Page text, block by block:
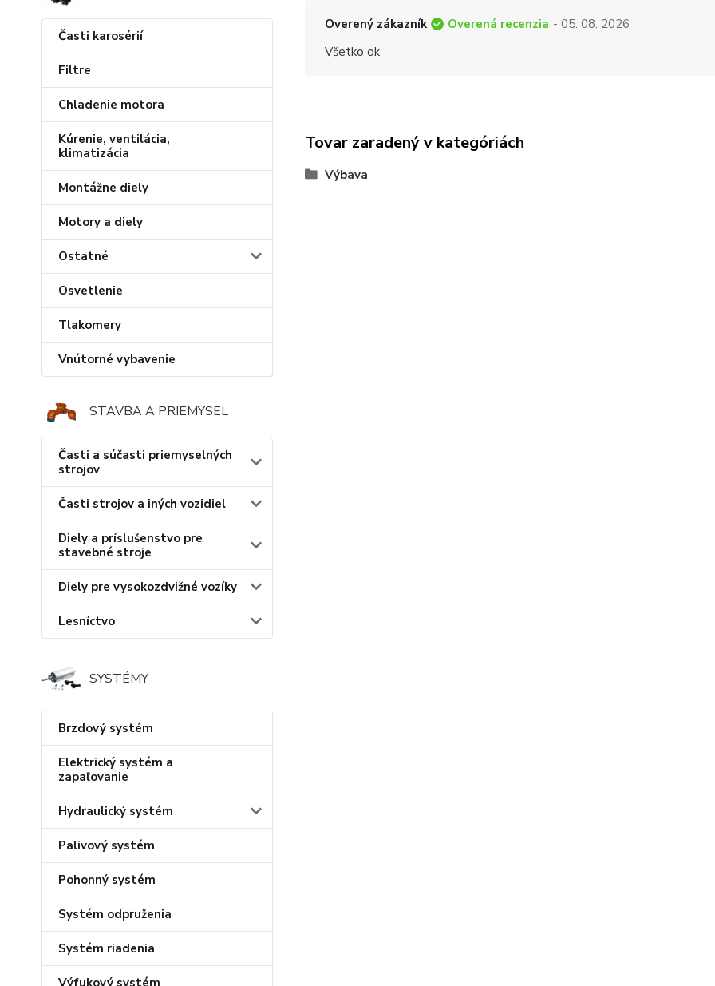
Časti karosérií
Filtre
Chladenie motora
Kúrenie, ventilácia,
klimatizácia
Montážne diely
Motory a diely
Ostatné
Osvetlenie
Tlakomery
Vnútorné vybavenie
STAVBA A PRIEMYSEL
Časti a súčasti priemyselných
strojov
Časti strojov a iných vozidiel
Diely a príslušenstvo pre
stavebné stroje
Diely pre vysokozdvižné vozíky
Lesníctvo
SYSTÉMY
Brzdový systém
Elektrický systém a
zapaľovanie
Hydraulický systém
Palivový systém
Pohonný systém
Systém odpruženia
Systém riadenia
Overený zákazník Overená recenzia - 05. 08. 2026
Všetko ok
Tovar zaradený v kategóriách
Výbava